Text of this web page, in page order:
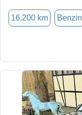
16.200 km Benzin